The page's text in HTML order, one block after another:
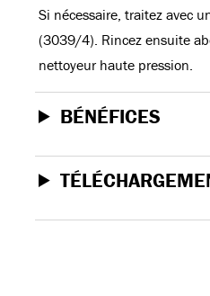
Si nécessaire, traitez avec
(3039/4). Rincez ensuite
nettoyeur haute pression.
BÉNÉFICES